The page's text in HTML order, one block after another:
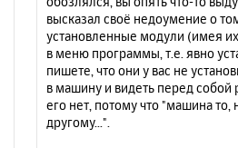
высказал своё недоумение о
установленные модули (имея
в меню программы, т.е. явно
пишете, что они у вас не
в машину и видеть перед собой
его нет, потому что "машина то,
другому...".